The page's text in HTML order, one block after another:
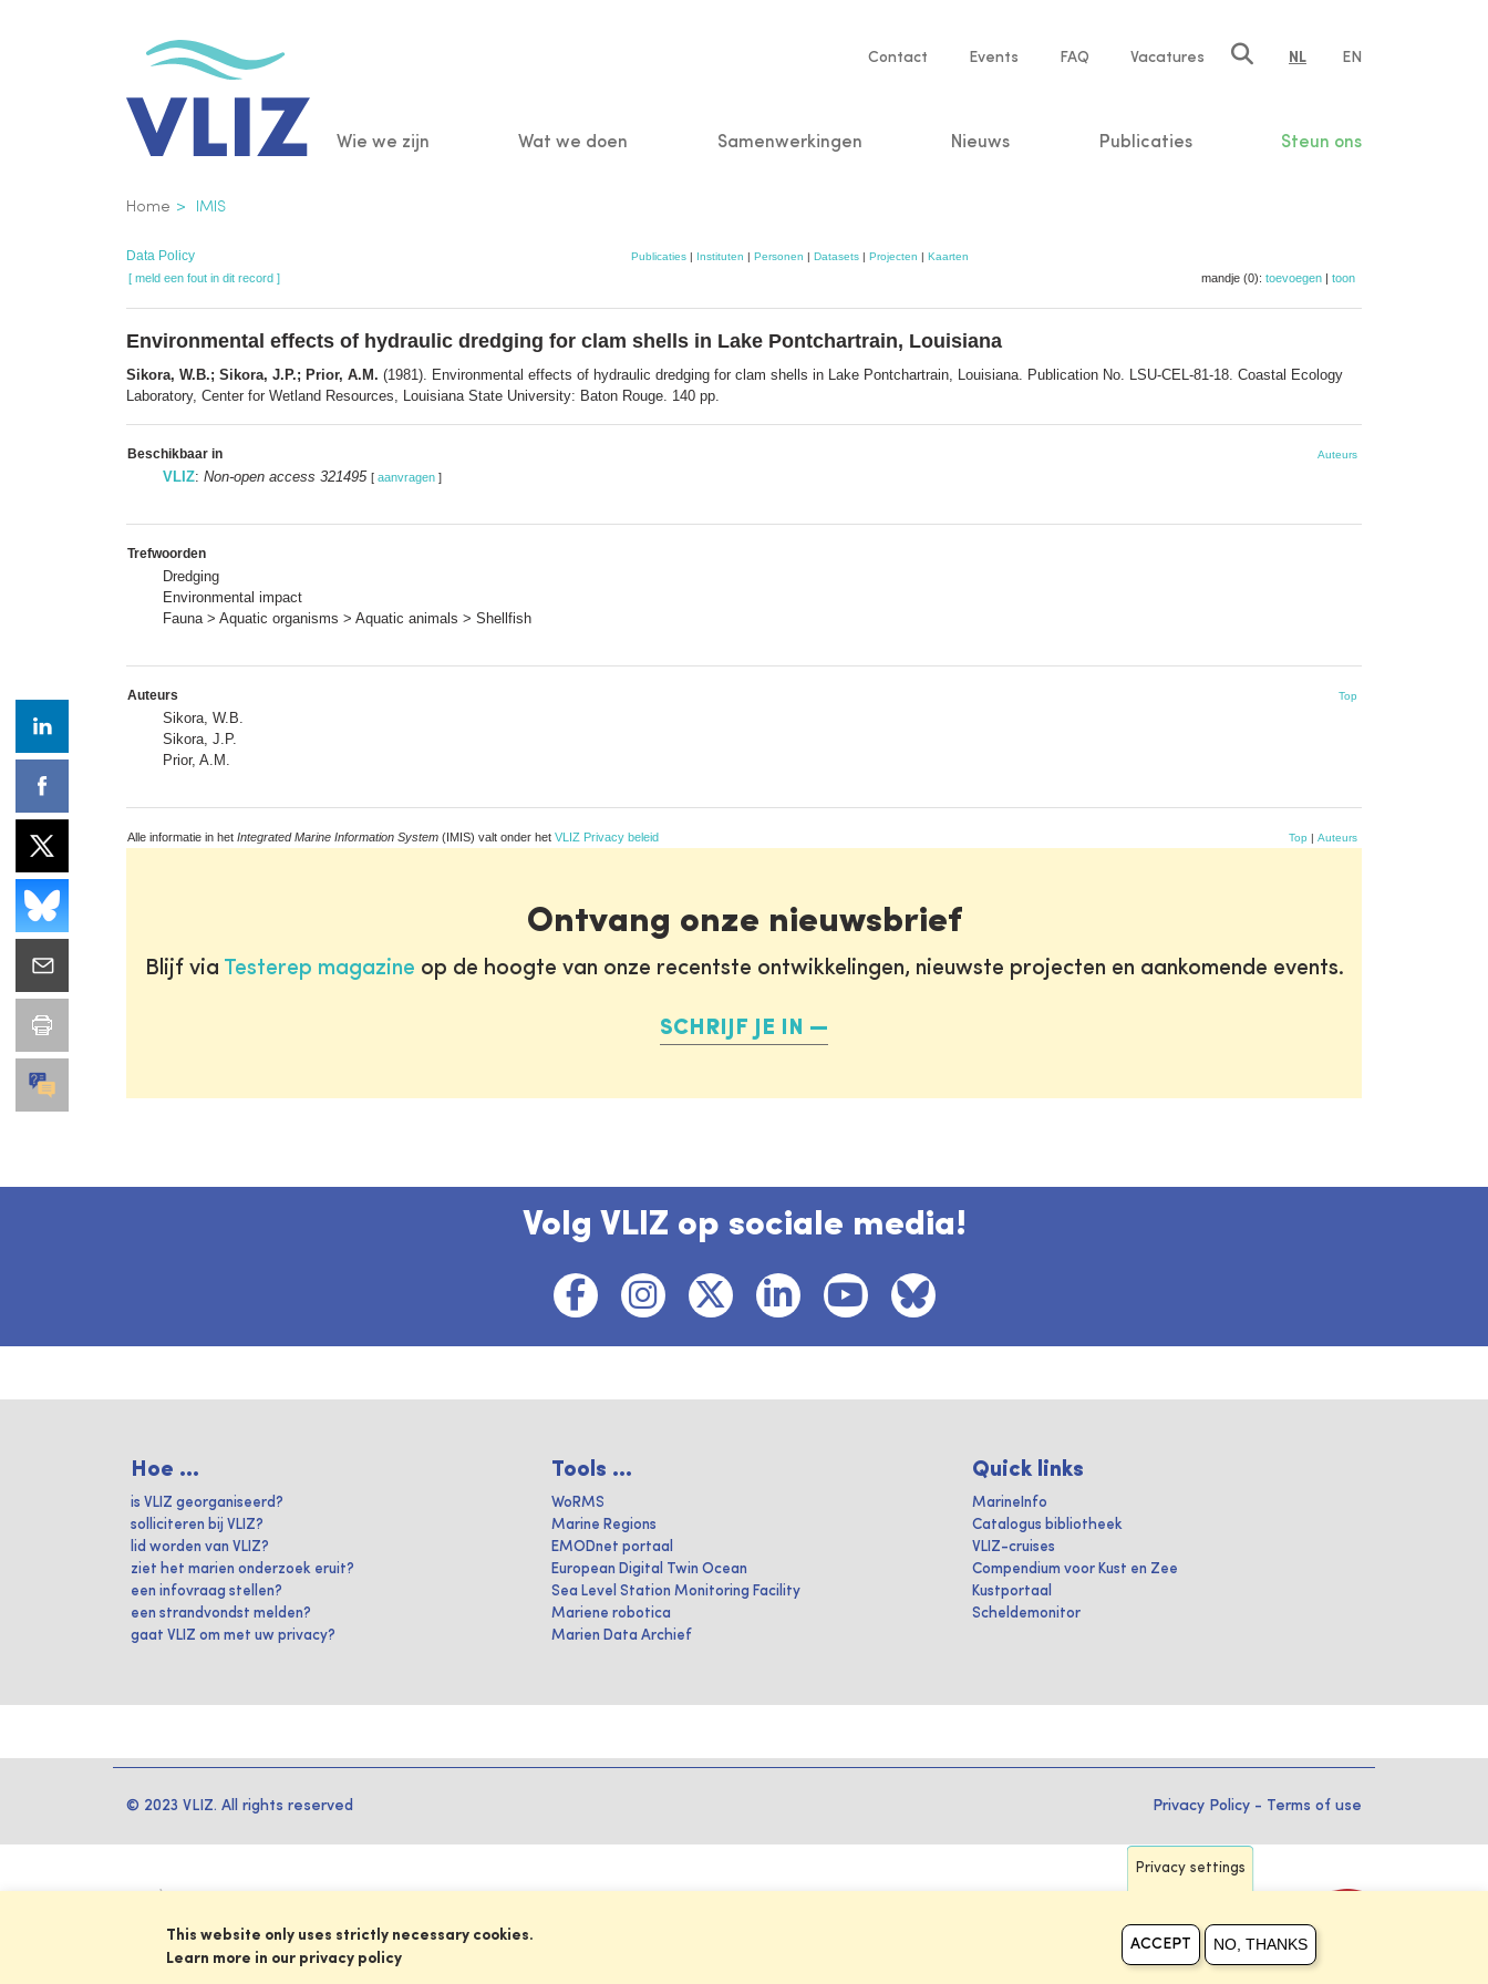
Service
Contact Events FAQ Vacatures NL EN
Main
Wie we zijn Wat we doen Samenwerkingen Nieuws Publicaties Steun ons
Kruimelpad
Home IMIS
Data Policy Publicaties| Instituten | Personen | Datasets| Projecten | Kaarten
[ meld een fout in dit record ] mandje (0): toevoegen | toon
Environmental effects of hydraulic dredging for clam shells in Lake Pontchartrain, Louisiana
Sikora, W.B.; Sikora, J.P.; Prior, A.M. (1981). Environmental effects of hydraulic dredging for clam shells in Lake Pontchartrain, Louisiana. Publication No. LSU-CEL-81-18. Coastal Ecology
Laboratory, Center for Wetland Resources, Louisiana State University: Baton Rouge. 140 pp.
Beschikbaar in Auteurs
VLIZ: Non-open access 321495 [ aanvragen ]
Trefwoorden
Dredging
Environmental impact
Fauna > Aquatic organisms > Aquatic animals > Shellfish
Auteurs Top
Sikora, W.B.
Sikora, J.P.
Prior, A.M.
Alle informatie in het Integrated Marine Information System (IMIS) valt onder het VLIZ Privacy beleid Top | Auteurs
Ontvang onze nieuwsbrief
Blijf via Testerep magazine op de hoogte van onze recentste ontwikkelingen, nieuwste projecten en aankomende events.
SCHRIJF JE IN
Volg VLIZ op sociale media!
Hoe ...
is VLIZ georganiseerd?
solliciteren bij VLIZ?
lid worden van VLIZ?
ziet het marien onderzoek eruit?
een infovraag stellen?
een strandvondst melden?
gaat VLIZ om met uw privacy?
Tools ...
WoRMS
Marine Regions
EMODnet portaal
European Digital Twin Ocean
Sea Level Station Monitoring Facility
Mariene robotica
Marien Data Archief
Quick links
MarineInfo
Catalogus bibliotheek
VLIZ-cruises
Compendium voor Kust en Zee
Kustportaal
Scheldemonitor
© 2023 VLIZ. All rights reserved Privacy Policy - Terms of use
Privacy settings
This website only uses strictly necessary cookies.
Learn more in our privacy policy
ACCEPT NO, THANKS